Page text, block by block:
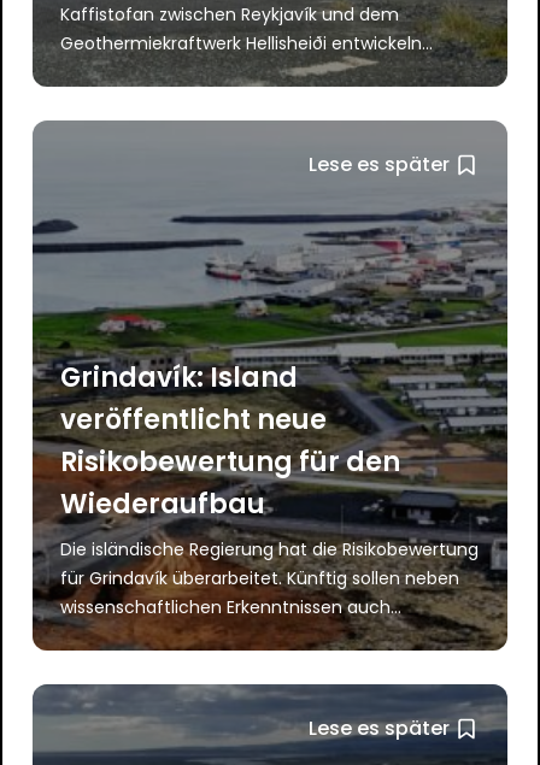
Kaffistofan zwischen Reykjavík und dem
Geothermiekraftwerk Hellisheiði entwickeln...
Lese es später
Grindavík: Island
veröffentlicht neue
Risikobewertung für den
Wiederaufbau
Die isländische Regierung hat die Risikobewertung
für Grindavík überarbeitet. Künftig sollen neben
wissenschaftlichen Erkenntnissen auch...
Lese es später